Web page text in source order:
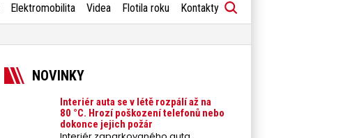
Elektromobilita Videa Flotila roku Kontakty
NOVINKY
Interiér auta se v létě rozpálí až na
80 °C. Hrozí poškození telefonů nebo
dokonce jejich požár